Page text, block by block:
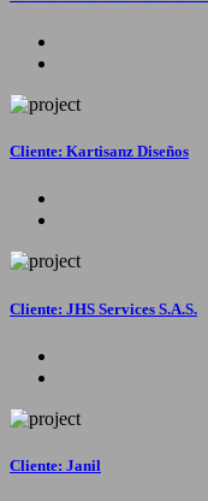
Cliente: Kartisanz Diseños
Cliente: JHS Services S.A.S.
Cliente: Janil